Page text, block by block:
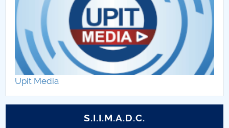
Upit Media
S.I.I.M.A.D.C.